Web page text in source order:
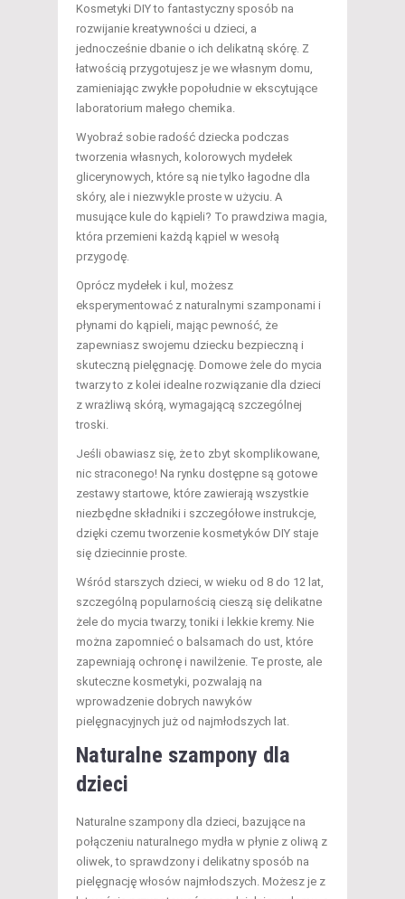
Kosmetyki DIY to fantastyczny sposób na
rozwijanie kreatywności u dzieci, a
jednocześnie dbanie o ich delikatną skórę. Z
łatwością przygotujesz je we własnym domu,
zamieniając zwykłe popołudnie w ekscytujące
laboratorium małego chemika.
Wyobraź sobie radość dziecka podczas
tworzenia własnych, kolorowych mydełek
glicerynowych, które są nie tylko łagodne dla
skóry, ale i niezwykle proste w użyciu. A
musujące kule do kąpieli? To prawdziwa magia,
która przemieni każdą kąpiel w wesołą
przygodę.
Oprócz mydełek i kul, możesz
eksperymentować z naturalnymi szamponami i
płynami do kąpieli, mając pewność, że
zapewniasz swojemu dziecku bezpieczną i
skuteczną pielęgnację. Domowe żele do mycia
twarzy to z kolei idealne rozwiązanie dla dzieci
z wrażliwą skórą, wymagającą szczególnej
troski.
Jeśli obawiasz się, że to zbyt skomplikowane,
nic straconego! Na rynku dostępne są gotowe
zestawy startowe, które zawierają wszystkie
niezbędne składniki i szczegółowe instrukcje,
dzięki czemu tworzenie kosmetyków DIY staje
się dziecinnie proste.
Wśród starszych dzieci, w wieku od 8 do 12 lat,
szczególną popularnością cieszą się delikatne
żele do mycia twarzy, toniki i lekkie kremy. Nie
można zapomnieć o balsamach do ust, które
zapewniają ochronę i nawilżenie. Te proste, ale
skuteczne kosmetyki, pozwalają na
wprowadzenie dobrych nawyków
pielęgnacyjnych już od najmłodszych lat.
Naturalne szampony dla
dzieci
Naturalne szampony dla dzieci, bazujące na
połączeniu naturalnego mydła w płynie z oliwą z
oliwek, to sprawdzony i delikatny sposób na
pielęgnację włosów najmłodszych. Możesz je z